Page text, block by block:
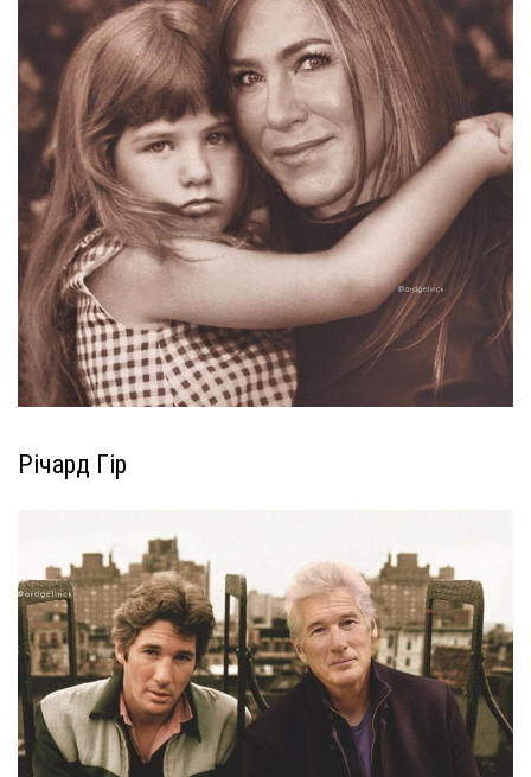
Річард Гір